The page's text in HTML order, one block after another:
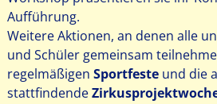
Aufführung.
Weitere Aktionen, an denen alle
und Schüler gemeinsam
regelmäßigen Sportfesteund die
stattfindende